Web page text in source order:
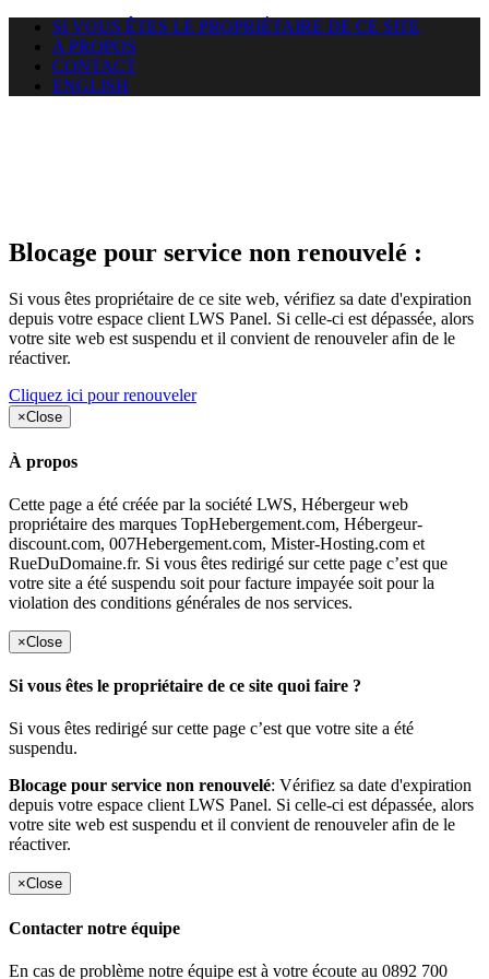
SI VOUS ÊTES LE PROPRIÉTAIRE DE CE SITE
A PROPOS
CONTACT
ENGLISH
Blocage pour service non renouvelé :
Si vous êtes propriétaire de ce site web, vérifiez sa date d'expiration
depuis votre espace client LWS Panel. Si celle-ci est dépassée, alors
votre site web est suspendu et il convient de renouveler afin de le
réactiver.
Cliquez ici pour renouveler
×Close
À propos
Cette page a été créée par la société LWS, Hébergeur web
propriétaire des marques TopHebergement.com, Hébergeur-
discount.com, 007Hebergement.com, Mister-Hosting.com et
RueDuDomaine.fr. Si vous êtes redirigé sur cette page c’est que
votre site a été suspendu soit pour facture impayée soit pour la
violation des conditions générales de nos services.
×Close
Si vous êtes le propriétaire de ce site quoi faire ?
Si vous êtes redirigé sur cette page c’est que votre site a été
suspendu.
Blocage pour service non renouvelé: Vérifiez sa date d'expiration
depuis votre espace client LWS Panel. Si celle-ci est dépassée, alors
votre site web est suspendu et il convient de renouveler afin de le
réactiver.
×Close
Contacter notre équipe
En cas de problème notre équipe est à votre écoute au 0892 700